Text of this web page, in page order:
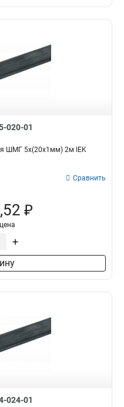
020-01
ШМГ 5x(20x1мм) 2м IEK
Сравнить
₽
+
024-01